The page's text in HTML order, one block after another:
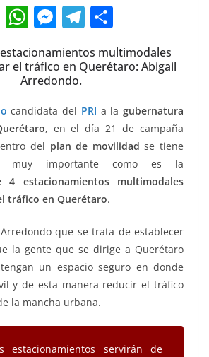
E
ai
W
at
s
A
p
p
M
ss
e
n
g
er
T
e
a
m
o
m
ar
tir
multimodales
el tráfico en Querétaro: Abigail
Arredondo.
candidata del PRI a lagubernatura
, en el día 21 de campaña
del plan de movilidad se tiene
muy importante como es la
4 estacionamientos multimodales
tráfico en Querétaro.
que se trata de establecer
la gente que se dirige a Querétaro
un espacio seguro en donde
y de esta manera reducir el tráfico
la mancha urbana.
estacionamientos servirán de